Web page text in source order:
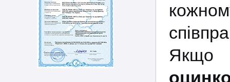
Якщо